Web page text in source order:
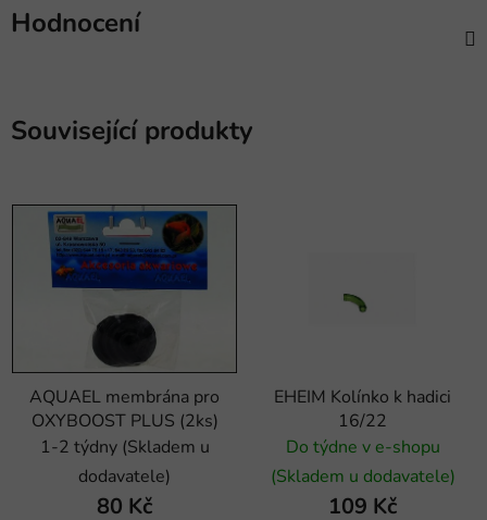
Hodnocení
Související produkty
AQUAEL membrána pro
OXYBOOST PLUS (2ks)
1-2 týdny (Skladem u
dodavatele)
80 Kč
EHEIM Kolínko k hadici
16/22
Do týdne v e-shopu
(Skladem u dodavatele)
109 Kč